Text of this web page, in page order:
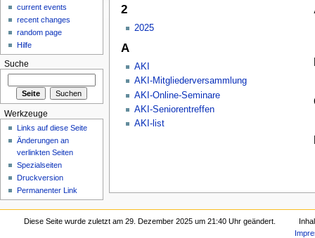
2
2025
A
AKI
AKI-Mitgliederversammlung
AKI-Online-Seminare
AKI-Seniorentreffen
AKI-list
current events
recent changes
random page
Hilfe
Suche
Werkzeuge
Links auf diese Seite
Änderungen an
verlinkten Seiten
Spezialseiten
Druckversion
Permanenter Link
Diese Seite wurde zuletzt am 29. Dezember 2025 um 21:40 Uhr geändert.